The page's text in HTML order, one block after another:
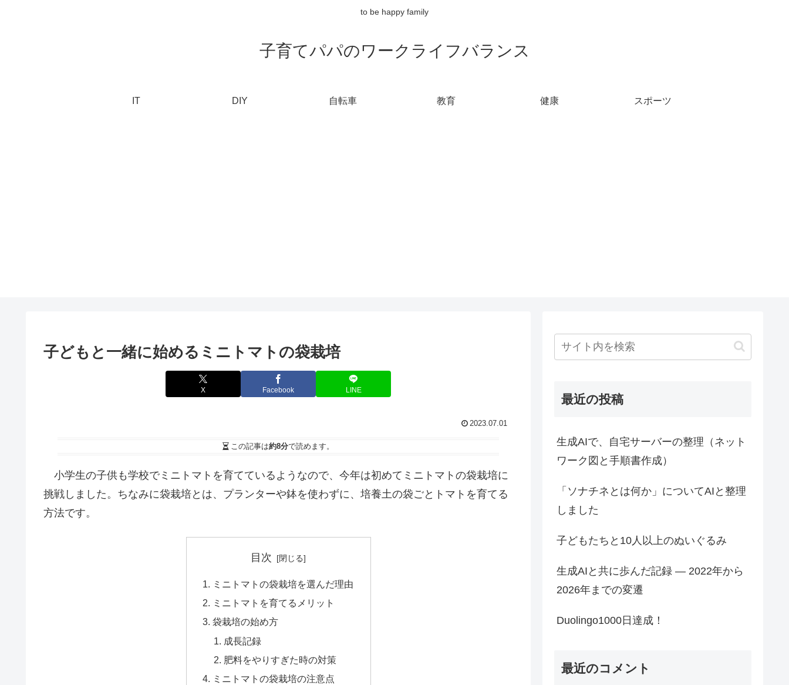
to be happy family
子育てパパのワークライフバランス
IT DIY 自転車 教育 健康 スポーツ
子どもと一緒に始めるミニトマトの袋栽培
X Facebook LINE
2023.07.01
この記事は約8分で読めます。
小学生の子供も学校でミニトマトを育てているようなので、今年は初めてミニトマトの袋栽培に
挑戦しました。ちなみに袋栽培とは、プランターや鉢を使わずに、培養土の袋ごとトマトを育てる
方法です。
目次
ミニトマトの袋栽培を選んだ理由
ミニトマトを育てるメリット
袋栽培の始め方
成長記録
肥料をやりすぎた時の対策
ミニトマトの袋栽培の注意点
最近の投稿
生成AIで、自宅サーバーの整理（ネット
ワーク図と手順書作成）
「ソナチネとは何か」についてAIと整理
しました
子どもたちと10人以上のぬいぐるみ
生成AIと共に歩んだ記録 ― 2022年から
2026年までの変遷
Duolingo1000日達成！
最近のコメント